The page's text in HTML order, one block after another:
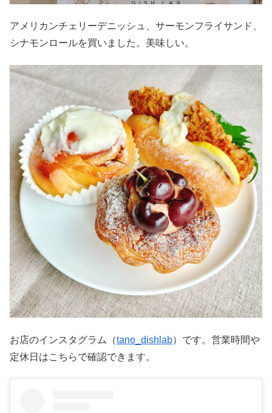
アメリカンチェリーデニッシュ、サーモンフライサンド、
シナモンロールを買いました。美味しい。
お店のインスタグラム（tano_dishlab）です。営業時間や
定休日はこちらで確認できます。